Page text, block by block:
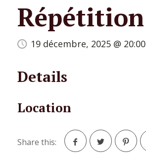
Répétition
19 décembre, 2025 @ 20:00
Details
Location
Share this: